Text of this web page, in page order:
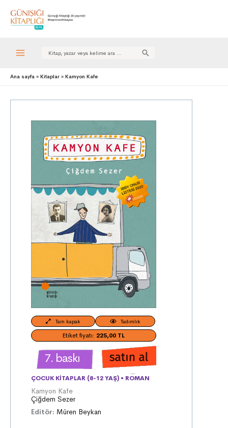
Search
Ana sayfa Kitaplar Kamyon Kafe
Tam kapak Tadımlık
Etiket fiyatı: 225,00 TL
7. baskı
ÇOCUK KITAPLAR (8-12 YAŞ) • ROMAN
Kamyon Kafe
Çiğdem Sezer
Editör: Müren Beykan